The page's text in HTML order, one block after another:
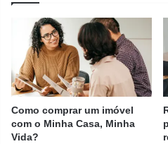
Como comprar um imóvel
com o Minha Casa, Minha
Vida?